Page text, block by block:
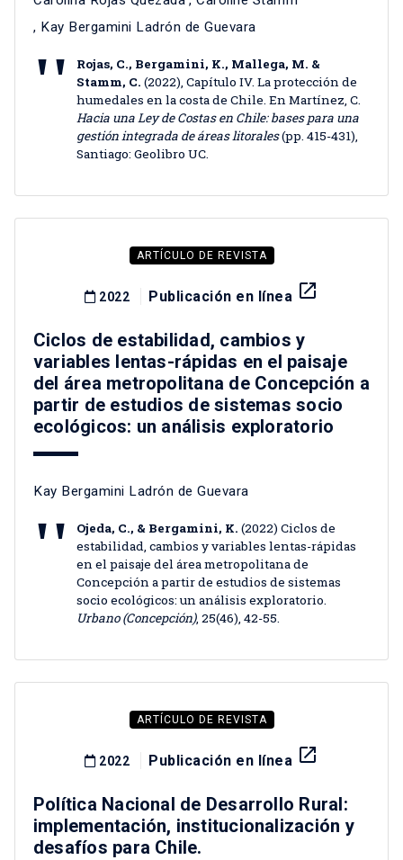
, Kay Bergamini Ladrón de Guevara
Rojas, C., Bergamini, K., Mallega, M. &
Stamm, C. (2022), Capítulo IV. La protección de
humedales en la costa de Chile. En Martínez, C.
Hacia una Ley de Costas en Chile: bases para una
gestión integrada de áreas litorales(pp. 415-431),
Santiago: Geolibro UC.
ARTÍCULO DE REVISTA
2022 Publicación en línea launch
Ciclos de estabilidad, cambios y
variables lentas-rápidas en el paisaje
del área metropolitana de Concepción a
partir de estudios de sistemas socio
ecológicos: un análisis exploratorio
Kay Bergamini Ladrón de Guevara
Ojeda, C., & Bergamini, K. (2022) Ciclos de
estabilidad, cambios y variables lentas-rápidas
en el paisaje del área metropolitana de
Concepción a partir de estudios de sistemas
socio ecológicos: un análisis exploratorio.
Urbano (Concepción), 25(46), 42-55.
ARTÍCULO DE REVISTA
2022 Publicación en línea launch
Política Nacional de Desarrollo Rural:
implementación, institucionalización y
desafíos para Chile.